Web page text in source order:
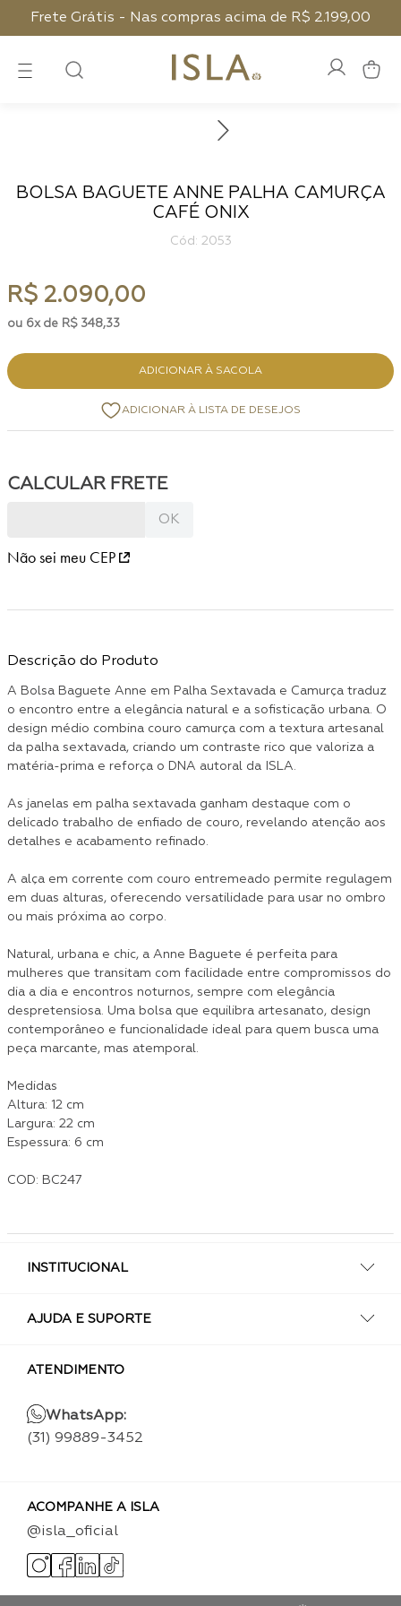
Frete Grátis - Nas compras acima de R$ 2.199,00
BOLSA BAGUETE ANNE PALHA CAMURÇA
CAFÉ ONIX
: 2053
R$ 2.090,00
6 R$ 348,33
ADICIONAR À SACOLA
Não sei meu CEP
Descrição do Produto
A Bolsa Baguete Anne em Palha Sextavada e Camurça traduz
o encontro entre a elegância natural e a sofisticação urbana. O
design médio combina couro camurça com a textura artesanal
da palha sextavada, criando um contraste rico que valoriza a
matéria-prima e reforça o DNA autoral da ISLA.
As janelas em palha sextavada ganham destaque com o
delicado trabalho de enfiado de couro, revelando atenção aos
detalhes e acabamento refinado.
A alça em corrente com couro entremeado permite regulagem
em duas alturas, oferecendo versatilidade para usar no ombro
ou mais próxima ao corpo.
Natural, urbana e chic, a Anne Baguete é perfeita para
mulheres que transitam com facilidade entre compromissos do
dia a dia e encontros noturnos, sempre com elegância
despretensiosa. Uma bolsa que equilibra artesanato, design
contemporâneo e funcionalidade ideal para quem busca uma
peça marcante, mas atemporal.
Medidas
Altura: 12 cm
Largura: 22 cm
Espessura: 6 cm
COD: BC247
INSTITUCIONAL
AJUDA E SUPORTE
ATENDIMENTO
WhatsApp:
(31) 99889-3452
ACOMPANHE A ISLA
@isla_oficial